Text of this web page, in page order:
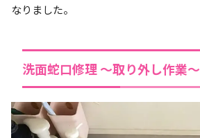
なりました。
洗面蛇口修理 ～取り外し作業～